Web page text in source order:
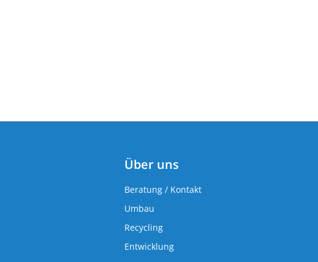
Über uns
Beratung / Kontakt
Umbau
Recycling
Entwicklung